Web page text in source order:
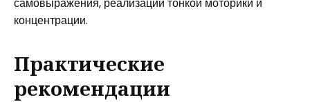
концентрации.
Практические
рекомендации